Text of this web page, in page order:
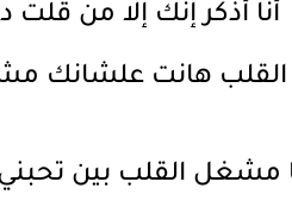
أنا أذكر إنك إلا من قلت
القلب هانت علشانك
مشغل القلب بين